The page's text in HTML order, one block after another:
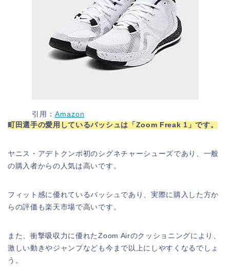
引用： Amazon
町田選手の愛用しているバッシュは 「Zoom Freak 1」です。
ヤニス・アデトクンボ初のシグネチャーシューズであり、一般
の購入者からの人気は高いです。
フィット感に優れているバッシュであり、実際に購入した方か
らの評価も楽天市場で高いです。
また、衝撃吸収力に優れたZoom Airのクッショニングにより、
激しい動きやジャンプなども今まで以上にしやすくなるでしょ
う。